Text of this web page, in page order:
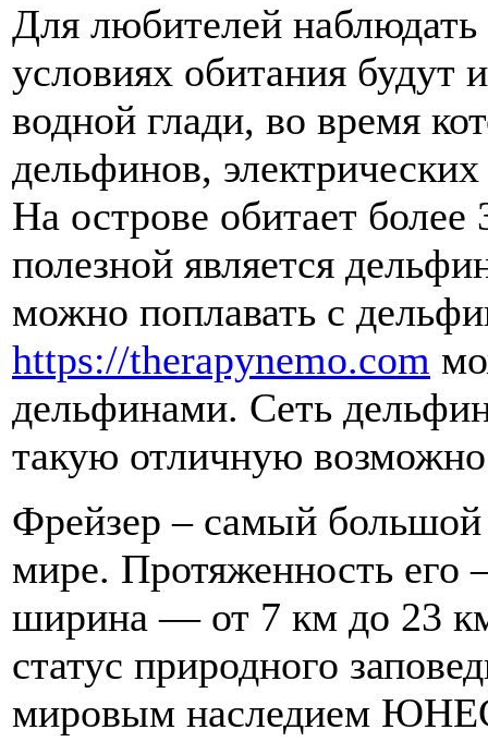
Для любителей
условиях обитания будут
водной глади, во время
дельфинов,
На острове обитает
полезной является
можно поплавать с
https://therapynemo.com
дельфинами. Сеть
такую отличную
Фрейзер – самый большой
мире. Протяженность его
ширина — от 7 км до 23
статус природного
мировым наследием